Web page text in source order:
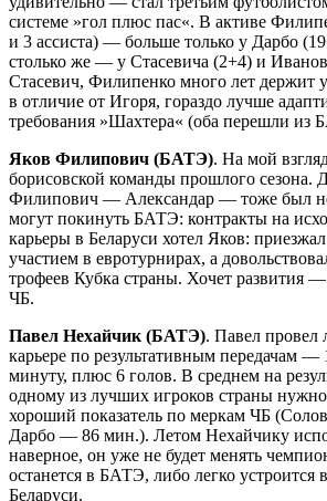
системе »гол плюс пас«. В активе
и 3 ассиста) — больше только у Дарбо
столько же — у Стасевича (2+4) и
Стасевич, Филипенко много лет держит
в отличие от Игоря, гораздо лучше
требования »Шахтера« (оба перешли из
Яков Филипович (БАТЭ). На мой
борисовской команды прошлого сезона.
Филипович — Александар — тоже был
могут покинуть БАТЭ: контракты на
карьеры в Беларуси хотел Яков:
участием в евротурнирах, а
трофеев Кубка страны. Хочет развития
ЧБ.
Павел Нехайчик (БАТЭ). Павел провел
карьере по результативным передачам —
минуту, плюс 6 голов. В среднем на
одному из лучших игроков страны
хороший показатель по меркам ЧБ
Дарбо — 86 мин.). Летом Нехайчику
наверное, он уже не будет менять
останется в БАТЭ, либо легко устроится
Беларуси.